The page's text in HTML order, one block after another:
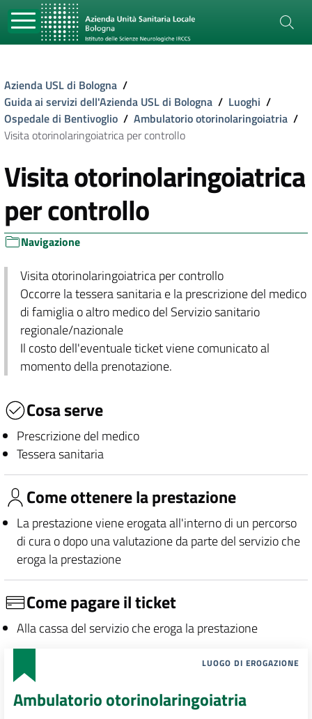
Azienda USL di Bologna /
Guida ai servizi dell'Azienda USL di Bologna / Luoghi /
Ospedale di Bentivoglio / Ambulatorio otorinolaringoiatria /
Visita otorinolaringoiatrica per controllo
Visita otorinolaringoiatrica
per controllo
Navigazione
Visita otorinolaringoiatrica per controllo
Occorre la tessera sanitaria e la prescrizione del medico
di famiglia o altro medico del Servizio sanitario
regionale/nazionale
Il costo dell'eventuale ticket viene comunicato al
momento della prenotazione.
Cosa serve
Prescrizione del medico
Tessera sanitaria
Come ottenere la prestazione
La prestazione viene erogata all'interno di un percorso
di cura o dopo una valutazione da parte del servizio che
eroga la prestazione
Come pagare il ticket
Alla cassa del servizio che eroga la prestazione
LUOGO DI EROGAZIONE
Ambulatorio otorinolaringoiatria